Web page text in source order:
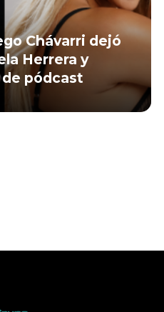
Chávarri dejó
Herrera y
pódcast